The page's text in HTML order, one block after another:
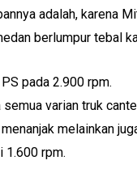
adalah, karena
berlumpur tebal
pada 2.900 rpm.
varian truk
melainkan
1.600 rpm.